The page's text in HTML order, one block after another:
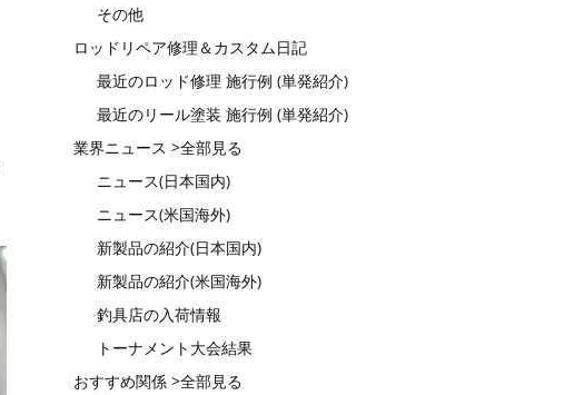
その他
ロッドリペア修理＆カスタム日記
最近のロッド修理 施行例 (単発紹介)
最近のリール塗装 施行例 (単発紹介)
業界ニュース >全部見る
ニュース(日本国内)
ニュース(米国海外)
新製品の紹介(日本国内)
新製品の紹介(米国海外)
釣具店の入荷情報
トーナメント大会結果
おすすめ関係 >全部見る